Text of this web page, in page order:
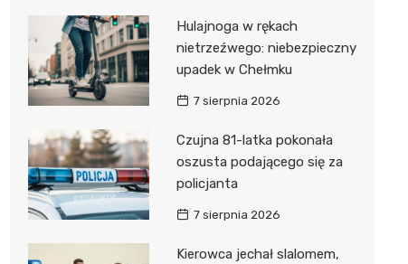
Hulajnoga w rękach
nietrzeźwego: niebezpieczny
upadek w Chełmku
7 sierpnia 2026
Czujna 81-latka pokonała
oszusta podającego się za
policjanta
7 sierpnia 2026
Kierowca jechał slalomem,